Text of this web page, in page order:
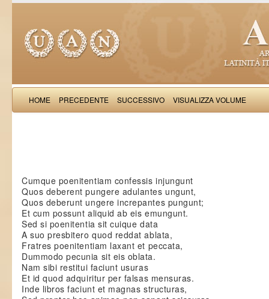
HOME PRECEDENTE SUCCESSIVO VISUALIZZA VOLUME
Cumque poenitentiam confessis injungunt
Quos deberent pungere adulantes ungunt,
Quos deberunt ungere increpantes pungunt;
Et cum possunt aliquid ab eis emungunt.
Sed si poenitentia sit cuique data
A suo presbitero quod reddat ablata,
Fratres poenitentiam laxant et peccata,
Dummodo pecunia sit eis oblata.
Nam sibi restitui faciunt usuras
Et id quod adquiritur per falsas mensuras.
Inde libros faciunt et magnas structuras,